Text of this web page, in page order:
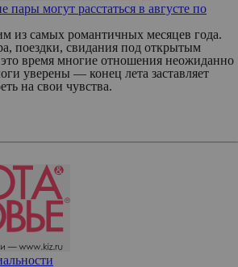
пары могут расстаться в августе по
из самых романтичных месяцев года.
поездки, свидания под открытым
время многие отношения неожиданно
уверены — конец лета заставляет
на свои чувства.